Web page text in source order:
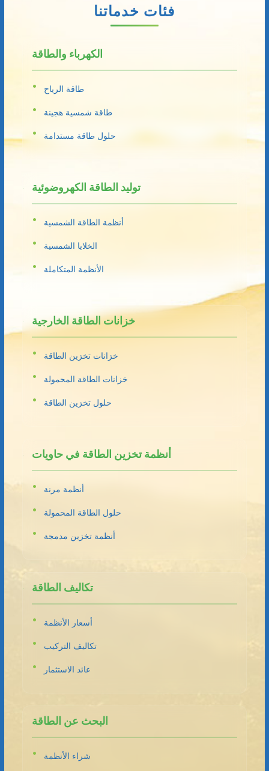
فئات خدماتنا
الكهرباء والطاقة
طاقة الرياح
طاقة شمسية هجينة
حلول طاقة مستدامة
توليد الطاقة الكهروضوئية
أنظمة الطاقة الشمسية
الخلايا الشمسية
الأنظمة المتكاملة
خزانات الطاقة الخارجية
خزانات تخزين الطاقة
خزانات الطاقة المحمولة
حلول تخزين الطاقة
أنظمة تخزين الطاقة في حاويات
أنظمة مرنة
حلول الطاقة المحمولة
أنظمة تخزين مدمجة
تكاليف الطاقة
أسعار الأنظمة
تكاليف التركيب
عائد الاستثمار
البحث عن الطاقة
شراء الأنظمة